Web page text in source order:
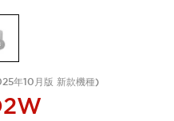
年10月版 新款機種)